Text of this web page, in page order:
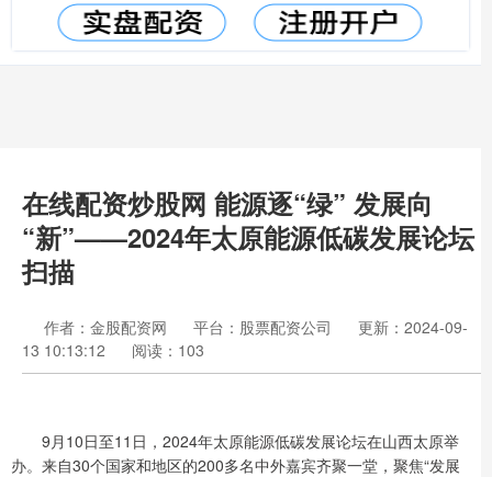
在线配资炒股网 能源逐“绿” 发展向
“新”——2024年太原能源低碳发展论坛
扫描
作者：金股配资网 平台：股票配资公司
更新：2024-09-
13 10:13:12
阅读：103
9月10日至11日，2024年太原能源低碳发展论坛在山西太原举
办。来自30个国家和地区的200多名中外嘉宾齐聚一堂，聚焦“发展